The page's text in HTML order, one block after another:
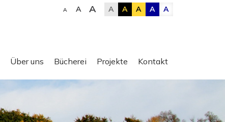
A A A A A A A A
Über uns Bücherei Projekte Kontakt